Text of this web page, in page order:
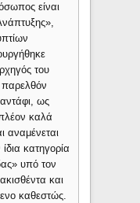
είναι
του
παρελθόν
ως
καλά
αναμένεται
κατηγορία
υπό τον
και
καθεστώς.